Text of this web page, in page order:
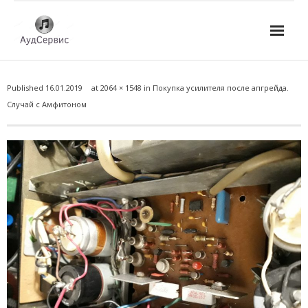
- Ремонт автомагнитол
- Ремонт микшерных пультов и консолей
- Ремонт активной акустики
- Ремонт домашних кинотеатров
- Ремонт музыкальных центров
- Ремонт аудио для клубов, ресторанов, школ
- Изготовление усилителей
Published 16.01.2019 at 2064 × 1548 in Покупка усилителя после апгрейда.
Случай с Амфитоном